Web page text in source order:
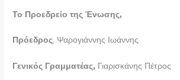
Το Προεδρείο της Ένωσης,
Πρόεδρος, Ψαρογιάννης Ιωάννης
Γενικός Γραμματέας, Γιαρισκάνης Πέτρος